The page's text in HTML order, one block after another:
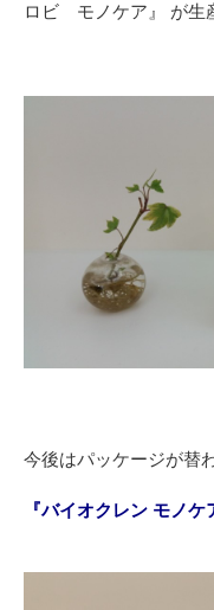
ロビ モノケア』 が生
今後はパッケージが替
『バイオクレン モノケ